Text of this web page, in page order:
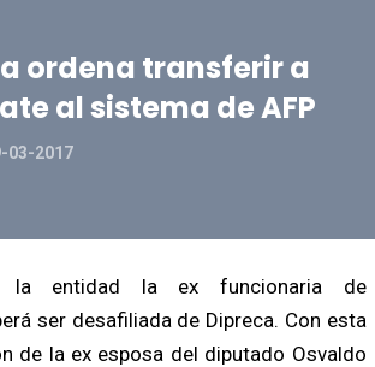
ordena transferir a
al sistema de AFP
03-2017
la entidad la ex funcionaria de
ser desafiliada de Dipreca. Con esta
de la ex esposa del diputado Osvaldo